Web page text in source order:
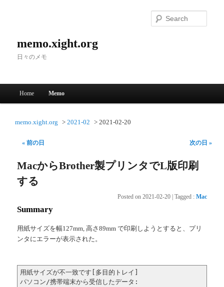
memo.xight.org
日々のメモ
Skip to primary content
Skip to secondary content
Home Memo
memo.xight.org 2021-02 2021-02-20
« 前の日 次の日 »
MacからBrother製プリンタでL版印刷
する
Posted on 2021-02-20 Tagged : Mac
Summary
用紙サイズを幅127mm, 高さ89mm で印刷しようとすると、プリ
ンタにエラーが表示された。
用紙サイズが不一致です[多目的トレイ]
パソコン/携帯端末から受信したデータ: